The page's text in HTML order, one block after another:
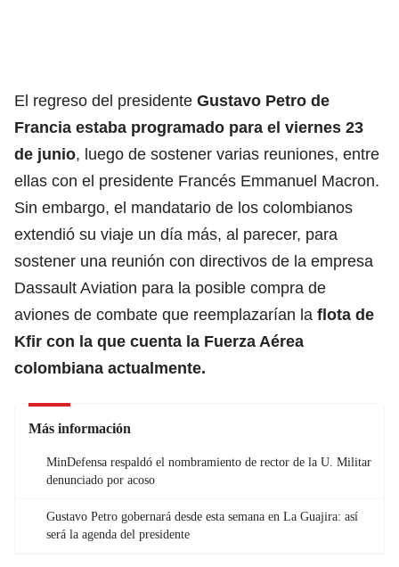
El regreso del presidente Gustavo Petro de
Francia estaba programado para el viernes 23
de junio, luego de sostener varias reuniones, entre
ellas con el presidente Francés Emmanuel Macron.
Sin embargo, el mandatario de los colombianos
extendió su viaje un día más, al parecer, para
sostener una reunión con directivos de la empresa
Dassault Aviation para la posible compra de
aviones de combate que reemplazarían la flota de
Kfir con la que cuenta la Fuerza Aérea
colombiana actualmente.
Más información
MinDefensa respaldó el nombramiento de rector de la U. Militar
denunciado por acoso
Gustavo Petro gobernará desde esta semana en La Guajira: así
será la agenda del presidente